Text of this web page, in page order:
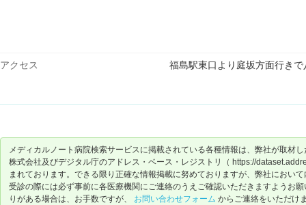
アクセス 福島駅東口より庭坂方面行き
メディカルノート病院検索サービスに掲載されている各種情報は、弊社が取材
株式会社及びデジタル庁のアドレス・ベース・レジストリ（ https://
まれております。できる限り正確な情報掲載に努めておりますが、弊社におい
受診の際には必ず事前に各医療機関にご連絡のうえご確認いただきますようお
りがある場合は、お手数ですが、 お問い合わせフォーム からご連絡をいただけ